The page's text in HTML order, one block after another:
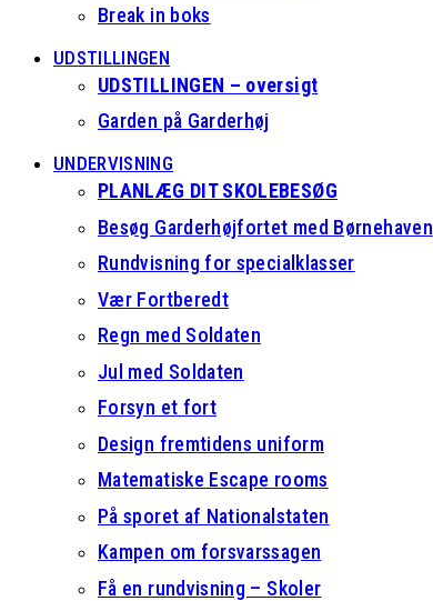
Break in boks
UDSTILLINGEN
UDSTILLINGEN – oversigt
Garden på Garderhøj
UNDERVISNING
PLANLÆG DIT SKOLEBESØG
Besøg Garderhøjfortet med Børnehaven
Rundvisning for specialklasser
Vær Fortberedt
Regn med Soldaten
Jul med Soldaten
Forsyn et fort
Design fremtidens uniform
Matematiske Escape rooms
På sporet af Nationalstaten
Kampen om forsvarssagen
Få en rundvisning – Skoler